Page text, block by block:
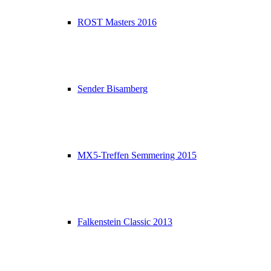
ROST Masters 2016
Sender Bisamberg
MX5-Treffen Semmering 2015
Falkenstein Classic 2013